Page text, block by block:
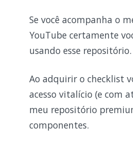
Se você acompanha o
YouTube certamente
usando esse repositório.
Ao adquirir o checklist
acesso vitalício (e com
meu repositório
componentes.